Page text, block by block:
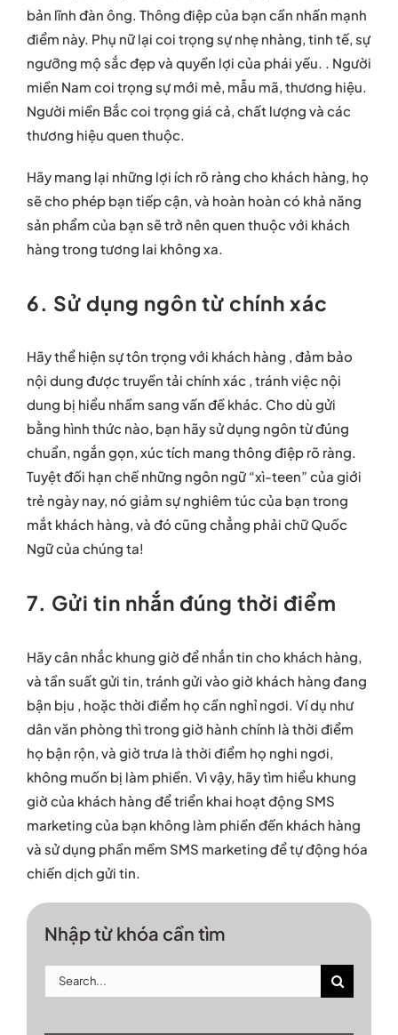
bản lĩnh đàn ông. Thông điệp của bạn cần nhấn mạnh
điểm này. Phụ nữ lại coi trọng sự nhẹ nhàng, tinh tế, sự
ngưỡng mộ sắc đẹp và quyền lợi của phái yếu. . Người
miền Nam coi trọng sự mới mẻ, mẫu mã, thương hiệu.
Người miền Bắc coi trọng giá cả, chất lượng và các
thương hiệu quen thuộc.
Hãy mang lại những lợi ích rõ ràng cho khách hàng, họ
sẽ cho phép bạn tiếp cận, và hoàn hoàn có khả năng
sản phẩm của bạn sẽ trở nên quen thuộc với khách
hàng trong tương lai không xa.
6. Sử dụng ngôn từ chính xác
Hãy thể hiện sự tôn trọng với khách hàng , đảm bảo
nội dung được truyền tải chính xác , tránh việc nội
dung bị hiểu nhầm sang vấn đề khác. Cho dù gửi
bằng hình thức nào, bạn hãy sử dụng ngôn từ đúng
chuẩn, ngắn gọn, xúc tích mang thông điệp rõ ràng.
Tuyệt đối hạn chế những ngôn ngữ “xì-teen” của giới
trẻ ngày nay, nó giảm sự nghiêm túc của bạn trong
mắt khách hàng, và đó cũng chẳng phải chữ Quốc
Ngữ của chúng ta!
7. Gửi tin nhắn đúng thời điểm
Hãy cân nhắc khung giờ để nhắn tin cho khách hàng,
và tần suất gửi tin, tránh gửi vào giờ khách hàng đang
bận bịu , hoặc thời điểm họ cần nghỉ ngơi. Ví dụ như
dân văn phòng thì trong giờ hành chính là thời điểm
họ bận rộn, và giờ trưa là thời điểm họ nghi ngơi,
không muốn bị làm phiền. Vì vậy, hãy tìm hiểu khung
giờ của khách hàng để triển khai hoạt động SMS
marketing của bạn không làm phiền đến khách hàng
và sử dụng phần mềm SMS marketing để tự động hóa
chiến dịch gửi tin.
Nhập từ khóa cần tìm
Search
for: